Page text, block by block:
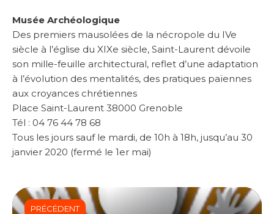
Musée Archéologique
Des premiers mausolées de la nécropole du IVe
siècle à l’église du XIXe siècle, Saint-Laurent dévoile
son mille-feuille architectural, reflet d’une adaptation
à l’évolution des mentalités, des pratiques païennes
aux croyances chrétiennes
Place Saint-Laurent 38000 Grenoble
Tél : 04 76 44 78 68
Tous les jours sauf le mardi, de 10h à 18h, jusqu’au 30
janvier 2020 (fermé le 1er mai)
PRÉCÉDENT